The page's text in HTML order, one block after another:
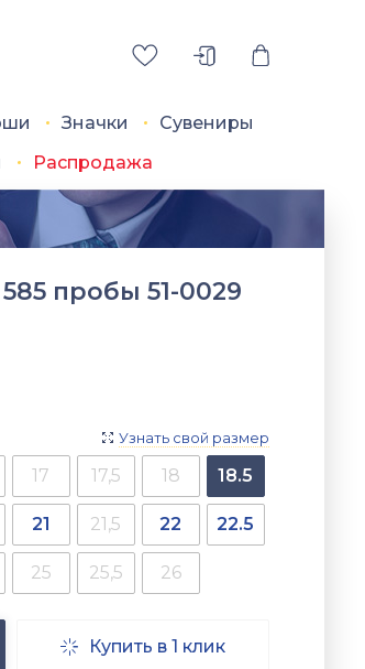
Значки
Сувениры
Распродажа
пробы 51-0029
 Узнать свой размер
17 17,5 18 18.5
21 21,5 22 22.5
25 25,5 26
 Купить в 1 клик